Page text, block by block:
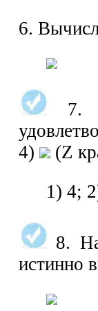
6.
7.
4)
(Z
1) 4;
8.
истинно